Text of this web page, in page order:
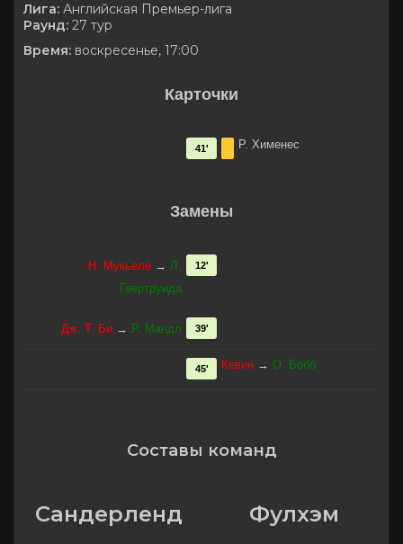
Лига: Английская Премьер-лига
Раунд: 27 тур
Время: воскресенье, 17:00
Карточки
Р. Хименес
41'
Замены
Н. Мукьеле → Л.
Геертруида
12'
Дж. Т. Би → Р. Мандл 39'
Кевин → О. Бобб
45'
Составы команд
Сандерленд Фулхэм